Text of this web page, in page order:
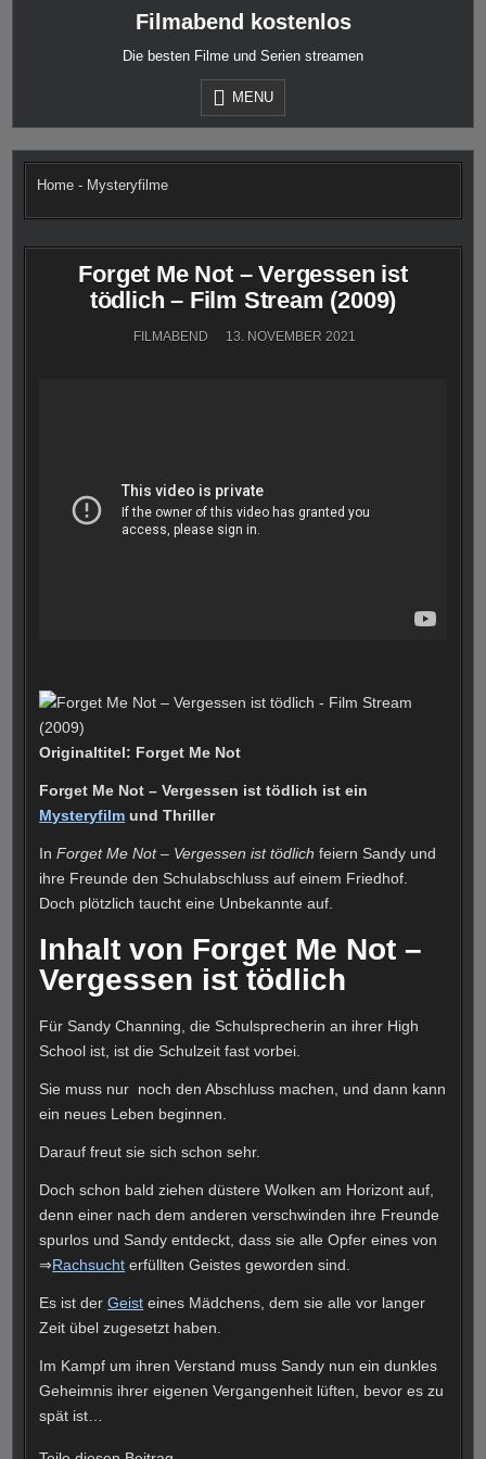
Filmabend kostenlos
Die besten Filme und Serien streamen
MENU
Home - Mysteryfilme
Forget Me Not – Vergessen ist
tödlich – Film Stream (2009)
FILMABEND 13. NOVEMBER 2021
Originaltitel: Forget Me Not
Forget Me Not – Vergessen ist tödlich ist ein
Mysteryfilm und Thriller
InForget Me Not – Vergessen ist tödlich feiern Sandy und
ihre Freunde den Schulabschluss auf einem Friedhof.
Doch plötzlich taucht eine Unbekannte auf.
Inhalt von Forget Me Not –
Vergessen ist tödlich
Für Sandy Channing, die Schulsprecherin an ihrer High
School ist, ist die Schulzeit fast vorbei.
Sie muss nur noch den Abschluss machen, und dann kann
ein neues Leben beginnen.
Darauf freut sie sich schon sehr.
Doch schon bald ziehen düstere Wolken am Horizont auf,
denn einer nach dem anderen verschwinden ihre Freunde
spurlos und Sandy entdeckt, dass sie alle Opfer eines von
⇒Rachsucht erfüllten Geistes geworden sind.
Es ist derGeist eines Mädchens, dem sie alle vor langer
Zeit übel zugesetzt haben.
Im Kampf um ihren Verstand muss Sandy nun ein dunkles
Geheimnis ihrer eigenen Vergangenheit lüften, bevor es zu
spät ist…